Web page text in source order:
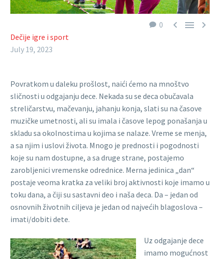
0   
Dečije igre i sport
July 19, 2023
Povratkom u daleku prošlost, naići ćemo na mnoštvo
sličnosti u odgajanju dece. Nekada su se deca obučavala
streličarstvu, mačevanju, jahanju konja, slati su na časove
muzičke umetnosti, ali su imala i časove lepog ponašanja u
skladu sa okolnostima u kojima se nalaze. Vreme se menja,
a sa njim i uslovi života. Mnogo je prednosti i pogodnosti
koje su nam dostupne, a sa druge strane, postajemo
zarobljenici vremenske odrednice. Merna jedinica „dan“
postaje veoma kratka za veliki broj aktivnosti koje imamo u
toku dana, a čiji su sastavni deo i naša deca. Da – jedan od
osnovnih životnih ciljeva je jedan od najvećih blagoslova –
imati/dobiti dete.
Uz odgajanje dece
imamo mogućnost